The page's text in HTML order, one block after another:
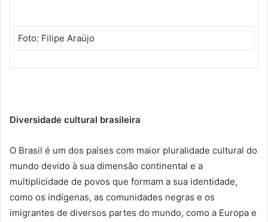
Foto: Filipe Araújo
Diversidade cultural brasileira
O Brasil é um dos países com maior pluralidade cultural do
mundo devido à sua dimensão continental e a
multiplicidade de povos que formam a sua identidade,
como os indígenas, as comunidades negras e os
imigrantes de diversos partes do mundo, como a Europa e